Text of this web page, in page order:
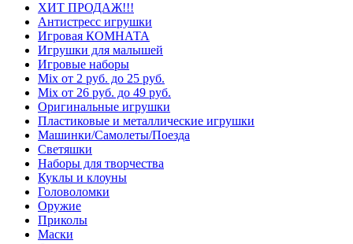
ХИТ ПРОДАЖ!!!
Антистресс игрушки
Игровая КОМНАТА
Игрушки для малышей
Игровые наборы
Mix от 2 руб. до 25 руб.
Mix от 26 руб. до 49 руб.
Оригинальные игрушки
Пластиковые и металлические игрушки
Машинки/Самолеты/Поезда
Светяшки
Наборы для творчества
Куклы и клоуны
Головоломки
Оружие
Приколы
Маски